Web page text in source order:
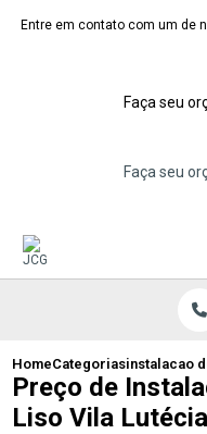
Entre em contato com um de
Faça seu
Faça seu
HomeCategoriasinstalacao
Preço de
Liso Vila Lutécia